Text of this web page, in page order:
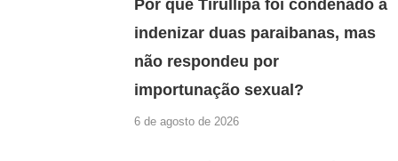
Por que Tirullipa foi condenado a
indenizar duas paraibanas, mas
não respondeu por
importunação sexual?
6 de agosto de 2026